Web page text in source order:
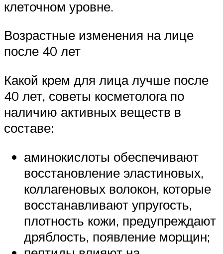
клеточном уровне.
Возрастные изменения на лице
после 40 лет
Какой крем для лица лучше после
40 лет, советы косметолога по
наличию активных веществ в
составе:
аминокислоты обеспечивают
восстановление эластиновых,
коллагеновых волокон, которые
восстанавливают упругость,
плотность кожи, предупреждают
дряблость, появление морщин;